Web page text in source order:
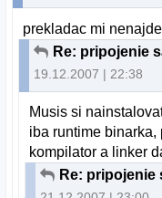
prekladac mi
19.12.2007 | 22:38
Musis si
iba runtime
kompilator a linker